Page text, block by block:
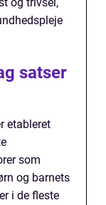
satser
etableret
som
og barnets
i de fleste